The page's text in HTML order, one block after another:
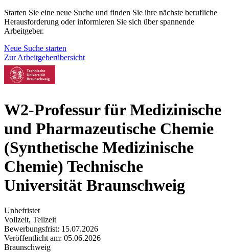
Starten Sie eine neue Suche und finden Sie ihre nächste berufliche
Herausforderung oder informieren Sie sich über spannende
Arbeitgeber.
Neue Suche starten
Zur Arbeitgeberübersicht
W2-Professur für Medizinische
und Pharmazeutische Chemie
(Synthetische Medizinische
Chemie) Technische
Universität Braunschweig
Unbefristet
Vollzeit, Teilzeit
Bewerbungsfrist: 15.07.2026
Veröffentlicht am: 05.06.2026
Braunschweig